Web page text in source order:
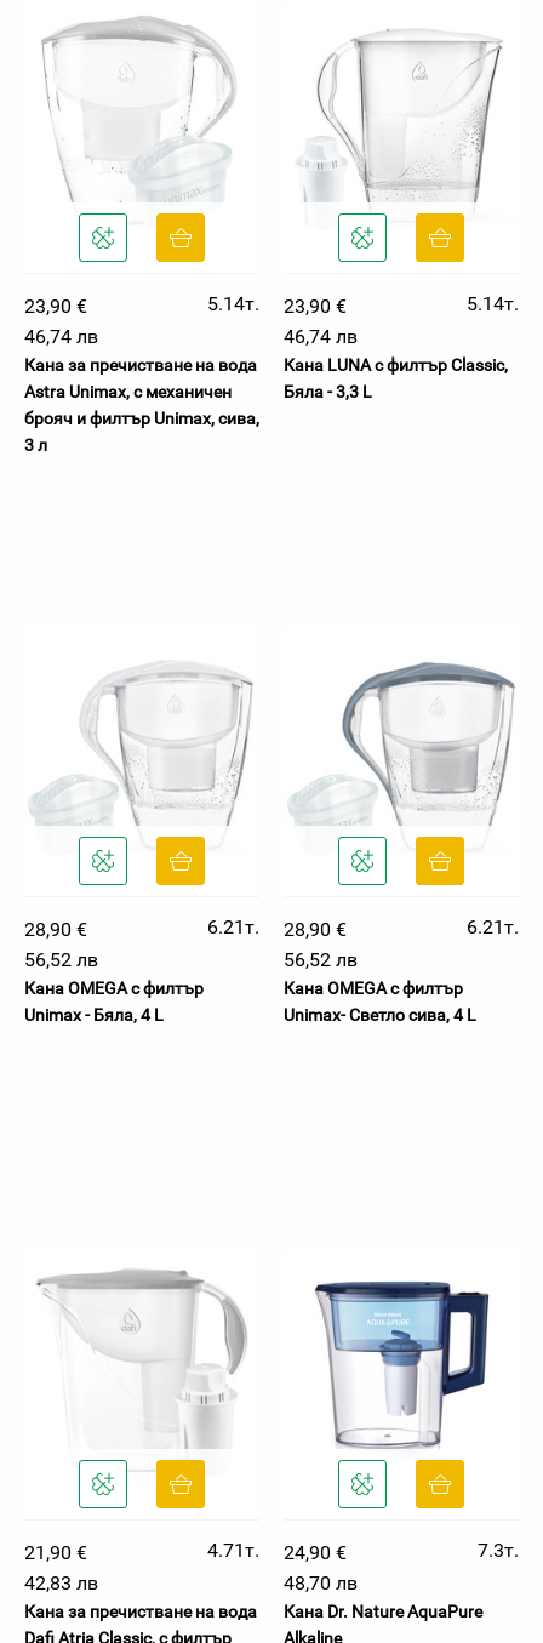
23,90 €
5.14т.
46,74 лв
Кана за пречистване на вода
Astra Unimax, с механичен
брояч и филтър Unimax, сива,
3 л
23,90 €
5.14т.
46,74 лв
Кана LUNA с филтър Classic,
Бяла - 3,3 L
28,90 €
6.21т.
56,52 лв
Кана OMEGA с филтър
Unimax - Бяла, 4 L
28,90 €
6.21т.
56,52 лв
Кана OMEGA с филтър
Unimax- Светло сива, 4 L
21,90 €
4.71т.
42,83 лв
Кана за пречистване на вода
Dafi Atria Classic, с филтър
24,90 €
7.3т.
48,70 лв
Кана Dr. Nature AquaPure
Alkaline